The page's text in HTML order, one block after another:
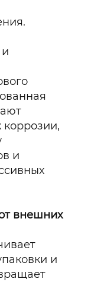
коррозии,
и
внешних
и